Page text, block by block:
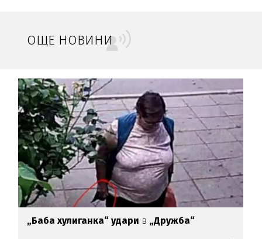
ОЩЕ НОВИНИ
„Баба хулиганка“ удари в „Дружба“